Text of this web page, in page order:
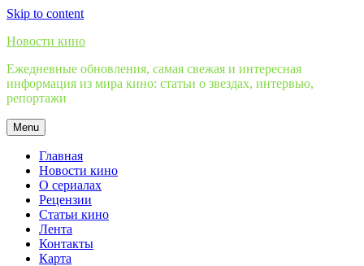
Skip to content
Новости кино
Ежедневные обновления, самая свежая и интересная
информация из мира кино: статьи о звездах, интервью,
репортажи
Menu
Главная
Новости кино
О сериалах
Рецензии
Статьи кино
Лента
Контакты
Карта